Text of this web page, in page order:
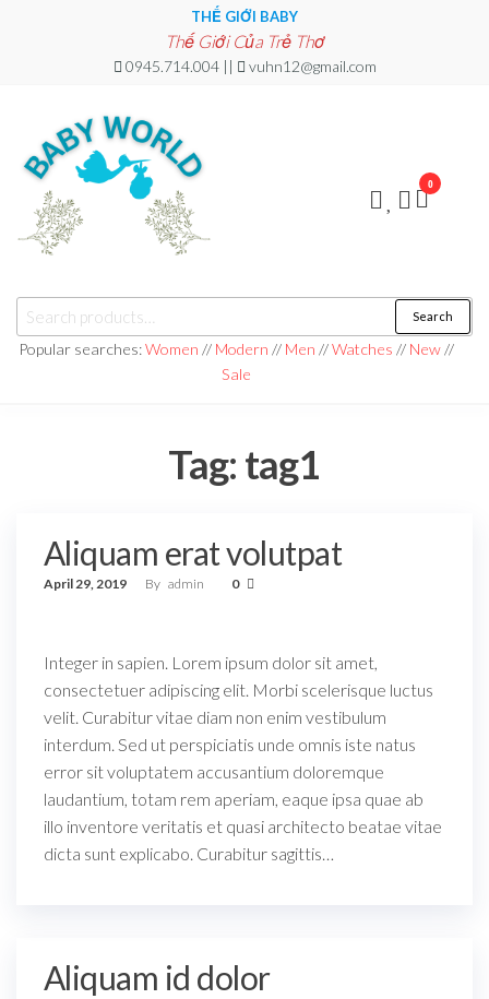
THẾ GIỚI BABY
Thế Giới Của Trẻ Thơ
0945.714.004 || vuhn12@gmail.com
THẾ
GIỚI
BABY
Thế
Giới
Của
Trẻ
for:
Search
Popular searches:Women // Modern // Men //Watches // New//
Sale
0
Tag: tag1
Aliquam erat volutpat
April 29, 2019 By admin 0
Integer in sapien. Lorem ipsum dolor sit amet,
consectetuer adipiscing elit. Morbi scelerisque luctus
velit. Curabitur vitae diam non enim vestibulum
interdum. Sed ut perspiciatis unde omnis iste natus
error sit voluptatem accusantium doloremque
laudantium, totam rem aperiam, eaque ipsa quae ab
illo inventore veritatis et quasi architecto beatae vitae
dicta sunt explicabo. Curabitur sagittis…
Aliquam id dolor